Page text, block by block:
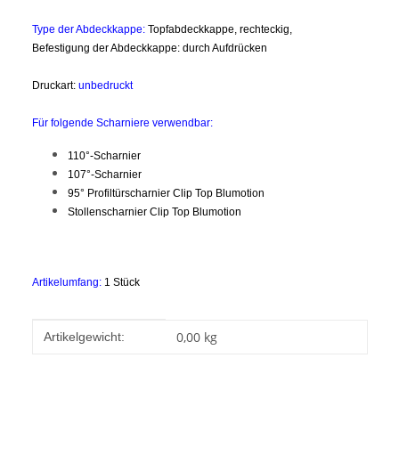
Type der Abdeckkappe: Topfabdeckkappe, rechteckig,
Befestigung der Abdeckkappe: durch Aufdrücken
Druckart: unbedruckt
Für folgende Scharniere verwendbar:
110°-Scharnier
107°-Scharnier
95° Profiltürscharnier Clip Top Blumotion
Stollenscharnier Clip Top Blumotion
Artikelumfang: 1 Stück
Produkteigenschaft
Wert
Artikelgewicht: 0,00 kg